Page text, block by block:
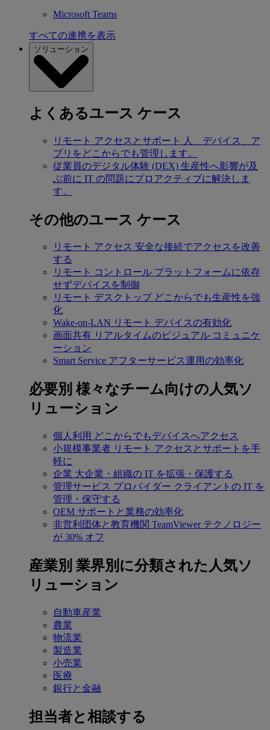
Microsoft Teams
すべての連携を表示
ソリューション
よくあるユース ケース
リモート アクセスとサポート
人、デバイス、ア
プリをどこからでも管理します。
従業員のデジタル体験 (DEX) 生産性へ影響が及
ぶ前に IT の問題にプロアクティブに解決しま
す。
その他のユース ケース
リモート アクセス 安全な接続でアクセスを改善
する
リモート コントロール プラットフォームに依存
せずデバイスを制御
リモート デスクトップ どこからでも生産性を強
化
Wake-on-LAN リモート デバイスの有効化
画面共有 リアルタイムのビジュアル コミュニケ
ーション
Smart Service アフターサービス運用の効率化
必要別 様々なチーム向けの人気ソ
リューション
個人利用 どこからでもデバイスへアクセス
小規模事業者 リモート アクセスとサポートを手
軽に
企業 大企業・組織の IT を拡張・保護する
管理サービス プロバイダー クライアントの IT を
管理・保守する
OEM サポートと業務の効率化
非営利団体と教育機関 TeamViewer テクノロジー
が 30% オフ
産業別 業界別に分類された人気ソ
リューション
自動車産業
農業
物流業
製造業
小売業
医療
銀行と金融
担当者と相談する